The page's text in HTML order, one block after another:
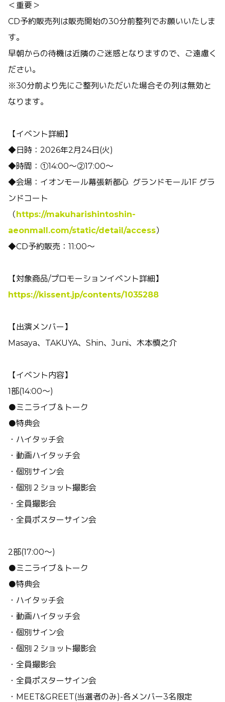
＜重要＞
CD予約販売列は販売開始の30分前整列でお願いいたしま
す。
早朝からの待機は近隣のご迷惑となりますので、ご遠慮く
ださい。
※30分前より先にご整列いただいた場合その列は無効と
なります。
【イベント詳細】
◆日時：2026年2月24日(火)
◆時間：①14:00～②17:00～
◆会場：イオンモール幕張新都心 グランドモール1F グラ
ンドコート
（ https://makuharishintoshin-
aeonmall.com/static/detail/access）
◆CD予約販売：11:00～
【対象商品/プロモーションイベント詳細】
https://kissent.jp/contents/1035288
【出演メンバー】
Masaya、TAKUYA、Shin、Juni、木本慎之介
【イベント内容】
1部(14:00～)
●ミニライブ＆トーク
●特典会
・ハイタッチ会
・動画ハイタッチ会
・個別サイン会
・個別２ショット撮影会
・全員撮影会
・全員ポスターサイン会
2部(17:00～)
●ミニライブ＆トーク
●特典会
・ハイタッチ会
・動画ハイタッチ会
・個別サイン会
・個別２ショット撮影会
・全員撮影会
・全員ポスターサイン会
・MEET&GREET(当選者のみ)-各メンバー3名限定